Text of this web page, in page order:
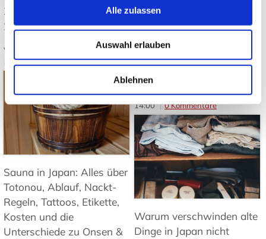
Alle zulassen
Auswahl erlauben
Ablehnen
zur westlichen
Saunakultur
Von: JapanweltBlog
10.06.2026
14:00
0 Kommentare
Sauna in Japan: Alles über
Totonou, Ablauf, Nackt-
Regeln, Tattoos, Etikette,
Kosten und die
Unterschiede zu Onsen &
Kuyō, Danshari und
Oosouji: Die
japanische Kunst,
Dinge bewusst
loszulassen
Von: JapanweltBlog03.06.2026
14:00
0 Kommentare
Warum verschwinden alte
Dinge in Japan nicht